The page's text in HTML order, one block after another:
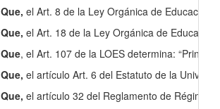
Que, el Art. 8 de la Ley Orgánica de Educación
Que, el Art. 18 de la Ley Orgánica de
Que, el Art. 107 de la LOES determina:
Que, el artículo Art. 6 del Estatuto de la
Que, el artículo 32 del Reglamento de